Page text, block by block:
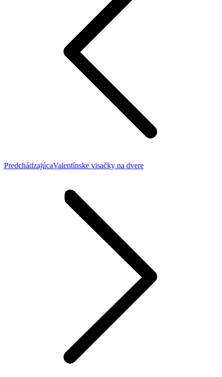
PredchádzajúcaPrevious
Valentínske visačky na dvere